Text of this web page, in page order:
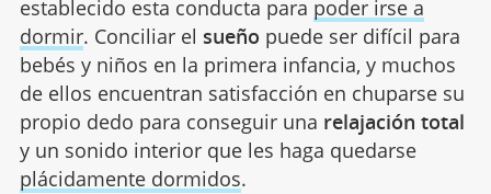
establecido esta conducta para poder irse a
dormir. Conciliar el sueño puede ser difícil para
bebés y niños en la primera infancia, y muchos
de ellos encuentran satisfacción en chuparse su
propio dedo para conseguir una relajación total
y un sonido interior que les haga quedarse
plácidamente dormidos.